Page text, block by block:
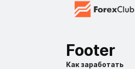
Footer
Как заработать